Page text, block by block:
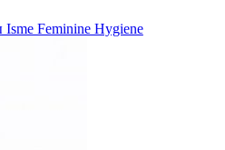
Isme Feminine Hygiene